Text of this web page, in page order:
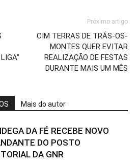
Próximo artigo
CIM TERRAS DE TRÁS-OS-
MONTES QUER EVITAR
REALIZAÇÃO DE FESTAS
DURANTE MAIS UM MÊS
Mais do autor
DA FÉ RECEBE NOVO
DO POSTO
DA GNR